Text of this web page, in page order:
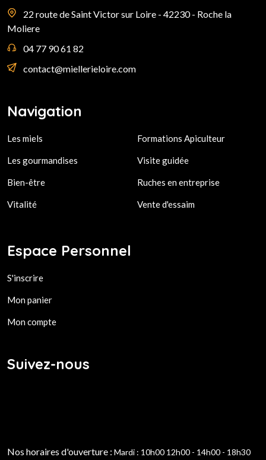
22 route de Saint Victor sur Loire - 42230 - Roche la
Moliere
04 77 90 61 82
contact@miellerieloire.com
Navigation
Les miels
Les gourmandises
Bien-être
Vitalité
Formations Apiculteur
Visite guidée
Ruches en entreprise
Vente d'essaim
Espace Personnel
S'inscrire
Mon panier
Mon compte
Suivez-nous
Nos horaires d'ouverture : Mardi : 10h00 12h00 - 14h00 - 18h30